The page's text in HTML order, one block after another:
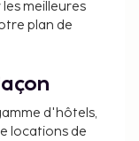
meilleures
plan de
d'hôtels,
locations de